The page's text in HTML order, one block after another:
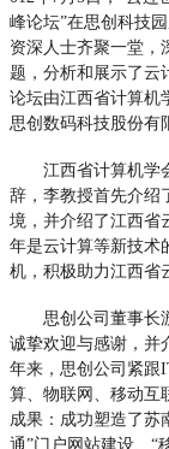
峰论坛”在思创科技
资深人士齐聚一堂，
题，分析和展示了云
论坛由江西省计算机
思创数码科技股份有
江西省计算机学
辞，李教授首先介绍
境，并介绍了江西省
年是云计算等新技术
机，积极助力江西省
思创公司董事长
诚挚欢迎与感谢，并
年来，思创公司紧跟
算、物联网、移动互
成果：成功塑造了苏
通”门户网站建设、“